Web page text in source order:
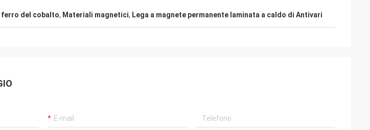
ferro del cobalto, Materiali magnetici, Lega a magnete permanente laminata a caldo di Antivari